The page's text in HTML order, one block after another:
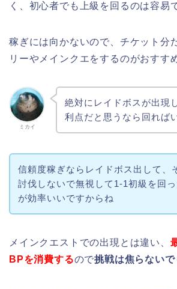
く、初心者でも上級を回るのは容易
稼ぎには向かないので、チケット分
リーやメインクエをするのがおすす
ミカイ
絶対にレイドボスが出現
利点だと思うなら回れば
信頼度稼ぎならレイドボス出して、
討伐しないで無視して1-1初級を回
が効率いいですからね
メインクエストでの出現とは違い、
BPを消費するので挑戦は焦らないで